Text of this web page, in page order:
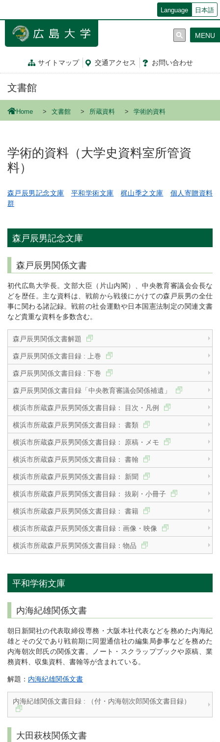
ン
Language 日本語
サイトマップ 交通アクセス お問い合わせ
MENU
文書館
Home 文書館 所蔵資料 学術的資料
学術的資料（大学史資料室所管資
料）
森戸辰男記念文庫 平和学術文庫 梶山季之文庫
個人寄贈資料
群
森戸辰男記念文庫
森戸辰男関係文書
初代広島大学長。文部大臣（片山内閣）、中央教育審議会会長な
どを歴任。主な資料は、戦前から戦後にかけての森戸辰男の全仕
事に関わる諸記録。戦前の社会運動や日本国憲法制定の関連文書
など貴重な資料を多数含む。
森戸辰男関係文書解題
森戸辰男関係文書目録 : 上巻
森戸辰男関係文書目録 : 下巻
森戸辰男関係文書目録「中央教育審議会関係補遺」
横浜市所蔵森戸辰男関係文書目録： 目次・凡例
横浜市所蔵森戸辰男関係文書目録： 書類
横浜市所蔵森戸辰男関係文書目録： 原稿・メモ
横浜市所蔵森戸辰男関係文書目録： 書翰
横浜市所蔵森戸辰男関係文書目録： 新聞
横浜市所蔵森戸辰男関係文書目録： 抜刷・小冊子
横浜市所蔵森戸辰男関係文書目録： 書籍
横浜市所蔵森戸辰男関係文書目録：画像・映像
横浜市所蔵森戸辰男関係文書目録：物品
平和学術文庫
内海紀雄関係文書
朝日新聞社の代表取締役専務・大阪本社代表などを務めた内海紀
雄とその父であり戦前期に同盟通信社の編集局参事などを務めた
内海朝次郎氏の関係文書。ノート・スクラップブックや原稿、業
務資料、収集資料、書翰等が含まれている。
解題： 内海紀雄関係文書
内海紀雄関係文書目録 : （付・内海朝次郎関係文書目録）
大田萩枝関係文書